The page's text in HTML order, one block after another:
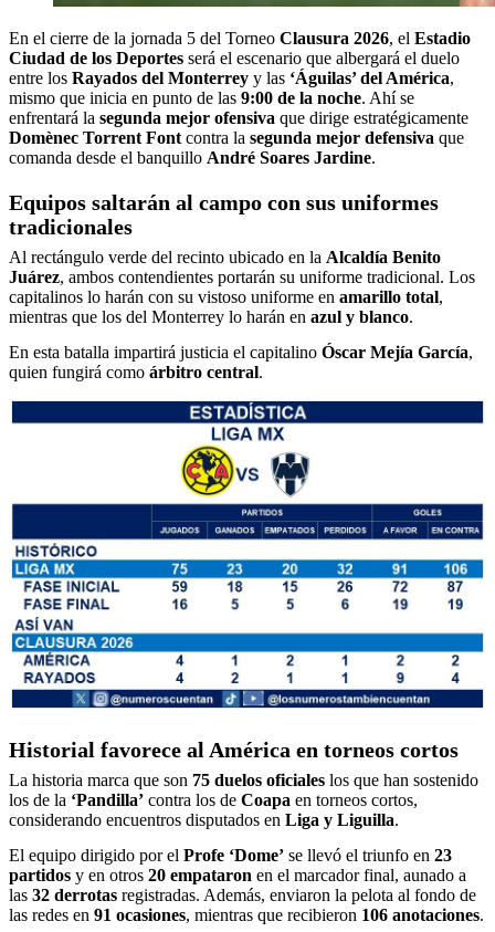
En el cierre de la jornada 5 del Torneo Clausura 2026, el Estadio
Ciudad de los Deportes será el escenario que albergará el duelo
entre los Rayados del Monterrey y las ‘Águilas’ del América,
mismo que inicia en punto de las 9:00 de la noche. Ahí se
enfrentará la segunda mejor ofensiva que dirige estratégicamente
Domènec Torrent Fontcontra la segunda mejor defensiva que
comanda desde el banquillo André Soares Jardine.
Equipos saltarán al campo con sus uniformes
tradicionales
Al rectángulo verde del recinto ubicado en la Alcaldía Benito
Juárez, ambos contendientes portarán su uniforme tradicional. Los
capitalinos lo harán con su vistoso uniforme en amarillo total,
mientras que los del Monterrey lo harán en azul y blanco.
En esta batalla impartirá justicia el capitalino Óscar Mejía García,
quien fungirá como árbitro central.
Historial favorece al América en torneos cortos
La historia marca que son 75 duelos oficiales los que han sostenido
los de la ‘Pandilla’ contra los de Coapa en torneos cortos,
considerando encuentros disputados en Liga y Liguilla.
El equipo dirigido por el Profe ‘Dome’ se llevó el triunfo en 23
partidos y en otros 20 empataron en el marcador final, aunado a
las 32 derrotas registradas. Además, enviaron la pelota al fondo de
las redes en 91 ocasiones, mientras que recibieron 106 anotaciones.